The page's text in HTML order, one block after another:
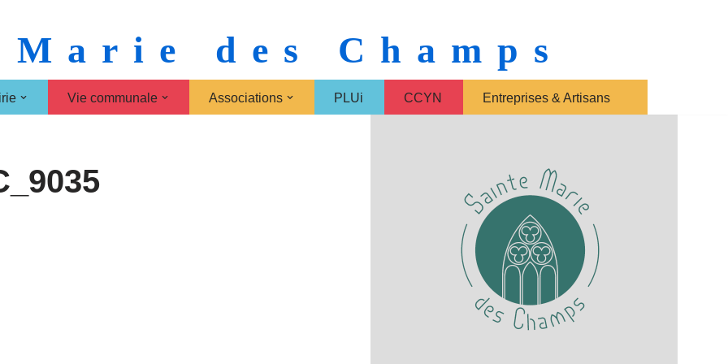
des Champs
Vie communale Associations PLUi CCYN Entreprises & Artisans